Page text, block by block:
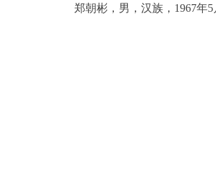
郑朝彬，男，汉族，1967年